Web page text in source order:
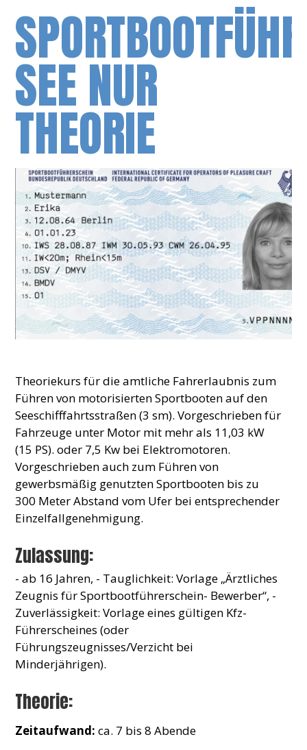
SEE NUR
THEORIE
Theoriekurs für die amtliche Fahrerlaubnis zum
Führen von motorisierten Sportbooten auf den
Seeschifffahrtsstraßen (3 sm). Vorgeschrieben für
Fahrzeuge unter Motor mit mehr als 11,03 kW
(15 PS). oder 7,5 Kw bei Elektromotoren.
Vorgeschrieben auch zum Führen von
gewerbsmäßig genutzten Sportbooten bis zu
300 Meter Abstand vom Ufer bei entsprechender
Einzelfallgenehmigung.
Zulassung:
- ab 16 Jahren, - Tauglichkeit: Vorlage „Ärztliches
Zeugnis für Sportbootführerschein- Bewerber“, -
Zuverlässigkeit: Vorlage eines gültigen Kfz-
Führerscheines (oder
Führungszeugnisses/Verzicht bei
Minderjährigen).
Theorie:
Zeitaufwand: ca. 7 bis 8 Abende